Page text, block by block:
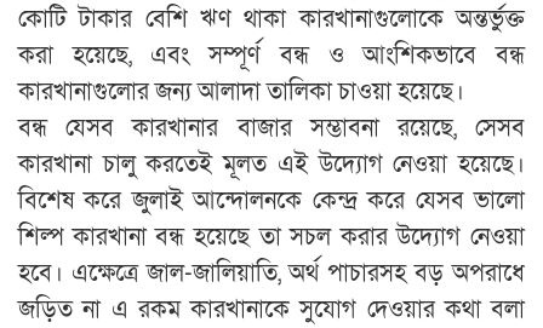
কোটি টাকার বেশি ঋণ থাকা কারখানাগুলোকে অন্তর্ভুক্ত
করা হয়েছে, এবং সম্পূর্ণ বন্ধ ও আংশিকভাবে বন্ধ
কারখানাগুলোর জন্য আলাদা তালিকা চাওয়া হয়েছে।
বন্ধ যেসব কারখানার বাজার সম্ভাবনা রয়েছে, সেসব
কারখানা চালু করতেই মূলত এই উদ্যোগ নেওয়া হয়েছে।
বিশেষ করে জুলাই আন্দোলনকে কেন্দ্র করে যেসব ভালো
শিল্প কারখানা বন্ধ হয়েছে তা সচল করার উদ্যোগ নেওয়া
হবে। এক্ষেত্রে জাল-জালিয়াতি, অর্থ পাচারসহ বড় অপরাধে
জড়িত না এ রকম কারখানাকে সুযোগ দেওয়ার কথা বলা